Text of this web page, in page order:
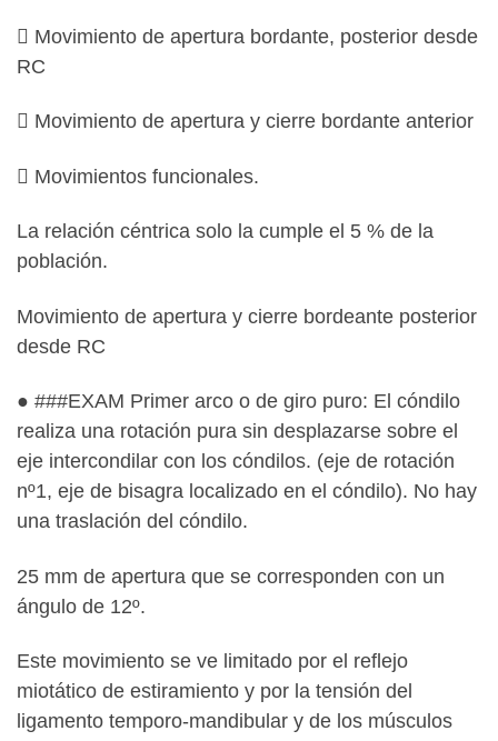
 Movimiento de apertura bordante, posterior desde
RC
 Movimiento de apertura y cierre bordante anterior
 Movimientos funcionales.
La relación céntrica solo la cumple el 5 % de la
población.
Movimiento de apertura y cierre bordeante posterior
desde RC
● ###EXAM Primer arco o de giro puro: El cóndilo
realiza una rotación pura sin desplazarse sobre el
eje intercondilar con los cóndilos. (eje de rotación
nº1, eje de bisagra localizado en el cóndilo). No hay
una traslación del cóndilo.
25 mm de apertura que se corresponden con un
ángulo de 12º.
Este movimiento se ve limitado por el reflejo
miotático de estiramiento y por la tensión del
ligamento temporo-mandibular y de los músculos